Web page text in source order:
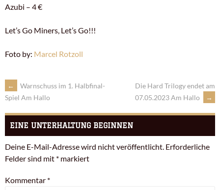
Azubi – 4 €
Let’s Go Miners, Let’s Go!!!
Foto by: Marcel Rotzoll
←
Warnschuss im 1. Halbfinal-
Spiel Am Hallo
Die Hard Trilogy endet am
07.05.2023 Am Hallo
→
EINE UNTERHALTUNG BEGINNEN
Deine E-Mail-Adresse wird nicht veröffentlicht. Erforderliche
Felder sind mit * markiert
Kommentar *